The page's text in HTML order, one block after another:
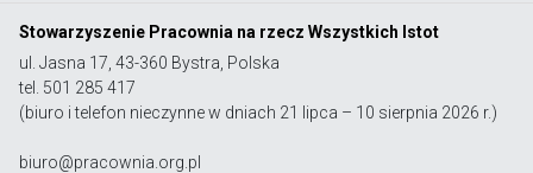
Stowarzyszenie Pracownia na rzecz Wszystkich Istot
ul. Jasna 17, 43-360 Bystra, Polska
tel. 501 285 417
(biuro i telefon nieczynne w dniach 21 lipca – 10 sierpnia 2026 r.)
biuro@pracownia.org.pl